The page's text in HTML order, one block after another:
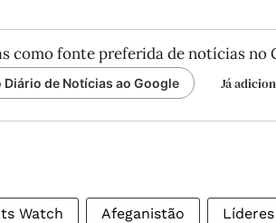
como fonte preferida de notícias no
de Notícias ao Google Já
Watch Afeganistão Líderes